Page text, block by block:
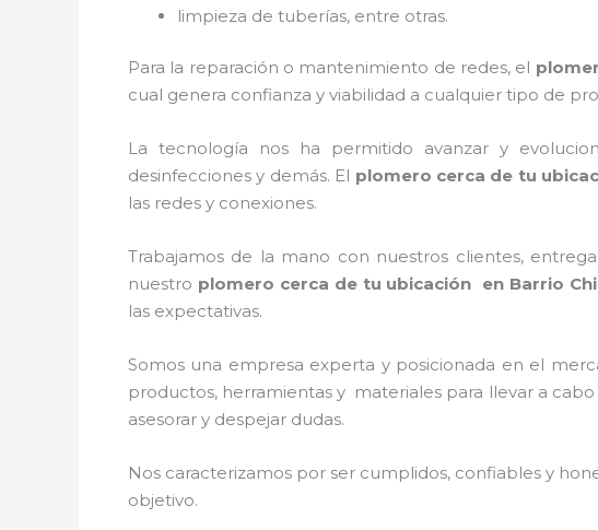
limpieza de tuberías, entre otras.
Para la reparación o mantenimiento de redes, el
cual genera confianza y viabilidad a cualquier tipo de
La tecnología nos ha permitido avanzar y
desinfecciones y demás. El plomero cerca de tu
las redes y conexiones.
Trabajamos de la mano con nuestros clientes,
nuestro plomero cerca de tu ubicación en Barrio
las expectativas.
Somos una empresa experta y posicionada en el
productos, herramientas y materiales para llevar a
asesorar y despejar dudas.
Nos caracterizamos por ser cumplidos, confiables y
objetivo.